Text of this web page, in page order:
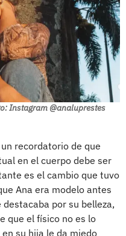
Instagram @analuprestes
recordatorio de que
en el cuerpo debe ser
es el cambio que tuvo
Ana era modelo antes
por su belleza,
que el físico no es lo
su hija le da miedo